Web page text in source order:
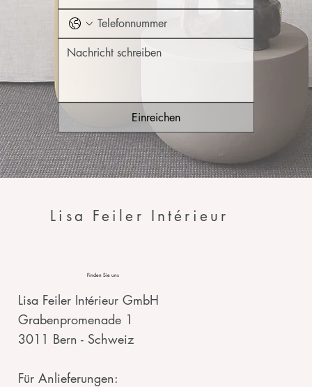
Einreichen
Lisa Feiler Intérieur
Finden Sie uns
Lisa Feiler Intérieur GmbH
Grabenpromenade 1
3011 Bern - Schweiz
Für Anlieferungen: